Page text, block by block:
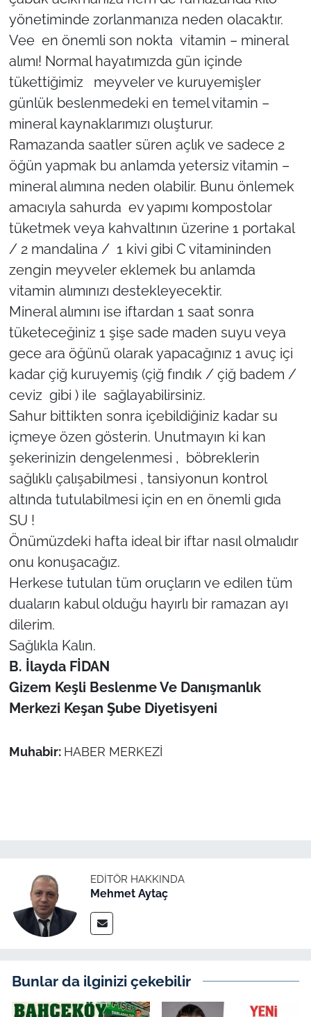
yönetiminde zorlanmanıza neden olacaktır.
Vee en önemli son nokta vitamin – mineral
alımı! Normal hayatımızda gün içinde
tükettiğimiz meyveler ve kuruyemişler
günlük beslenmedeki en temel vitamin –
mineral kaynaklarımızı oluşturur.
Ramazanda saatler süren açlık ve sadece 2
öğün yapmak bu anlamda yetersiz vitamin –
mineral alımına neden olabilir. Bunu önlemek
amacıyla sahurda ev yapımı kompostolar
tüketmek veya kahvaltının üzerine 1 portakal
/ 2 mandalina / 1 kivi gibi C vitamininden
zengin meyveler eklemek bu anlamda
vitamin alımınızı destekleyecektir.
Mineral alımını ise iftardan 1 saat sonra
tüketeceğiniz 1 şişe sade maden suyu veya
gece ara öğünü olarak yapacağınız 1 avuç içi
kadar çiğ kuruyemiş (çiğ fındık / çiğ badem /
ceviz gibi ) ile sağlayabilirsiniz.
Sahur bittikten sonra içebildiğiniz kadar su
içmeye özen gösterin. Unutmayın ki kan
şekerinizin dengelenmesi , böbreklerin
sağlıklı çalışabilmesi , tansiyonun kontrol
altında tutulabilmesi için en en önemli gıda
SU !
Önümüzdeki hafta ideal bir iftar nasıl olmalıdır
onu konuşacağız.
Herkese tutulan tüm oruçların ve edilen tüm
duaların kabul olduğu hayırlı bir ramazan ayı
dilerim.
Sağlıkla Kalın.
B. İlayda FİDAN
Gizem Keşli Beslenme Ve Danışmanlık
Merkezi Keşan Şube Diyetisyeni
Muhabir: HABER MERKEZİ
EDITÖR HAKKINDA
Mehmet Aytaç
Bunlar da ilginizi çekebilir